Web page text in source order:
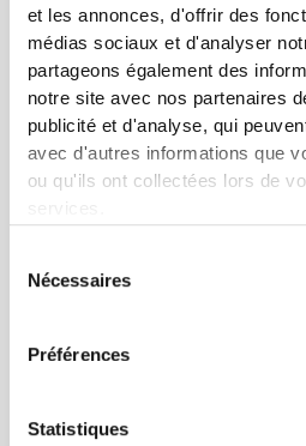
et les annonces, d'offrir des
médias sociaux et d'analyser
partageons également des
notre site avec nos partenaires
publicité et d'analyse, qui
avec d'autres informations que
ou qu'ils ont collectées lors de
services.
Nécessaires
Préférences
Statistiques
RevoKnitest une
développée par Prozis qui
un effet seconde peau, très
confort maximal et